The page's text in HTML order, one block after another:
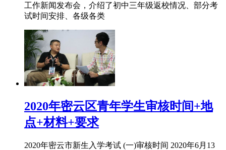
工作新闻发布会，介绍了初中三年级返校情况、部分考
试时间安排、各级各类
2020年密云区青年学生审核时间+地
点+材料+要求
2020年密云市新生入学考试 (一)审核时间 2020年6月13